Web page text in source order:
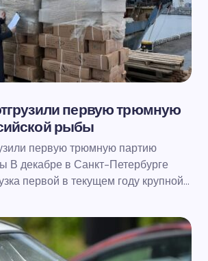
первую трюмную
рыбы
первую трюмную партию
В декабре в Санкт-Петербурге
первой в текущем году крупной…